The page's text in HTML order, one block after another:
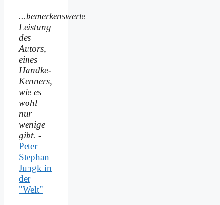
...bemerkenswerte
Leistung
des
Autors,
eines
Handke-
Kenners,
wie es
wohl
nur
wenige
gibt. -
Peter
Stephan
Jungk in
der
"Welt"